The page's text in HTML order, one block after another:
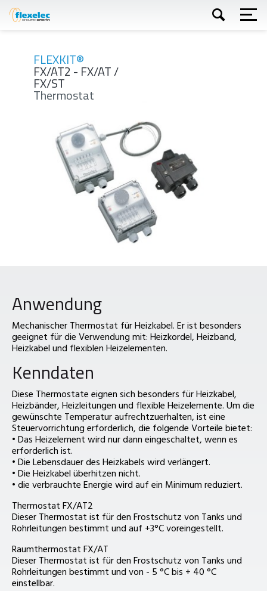
Direkt
zum
FLEXKIT®
FX/AT2 - FX/AT /
FX/ST
Thermostat
Anwendung
Mechanischer Thermostat für Heizkabel. Er ist besonders
geeignet für die Verwendung mit: Heizkordel, Heizband,
Heizkabel und flexiblen Heizelementen.
Kenndaten
Diese Thermostate eignen sich besonders für Heizkabel,
Heizbänder, Heizleitungen und flexible Heizelemente. Um die
gewünschte Temperatur aufrechtzuerhalten, ist eine
Steuervorrichtung erforderlich, die folgende Vorteile bietet:
• Das Heizelement wird nur dann eingeschaltet, wenn es
erforderlich ist.
• Die Lebensdauer des Heizkabels wird verlängert.
• Die Heizkabel überhitzen nicht.
• die verbrauchte Energie wird auf ein Minimum reduziert.
Thermostat FX/AT2
Dieser Thermostat ist für den Frostschutz von Tanks und
Rohrleitungen bestimmt und auf +3°C voreingestellt.
Raumthermostat FX/AT
Dieser Thermostat ist für den Frostschutz von Tanks und
Rohrleitungen bestimmt und von - 5 °C bis + 40 °C
einstellbar.